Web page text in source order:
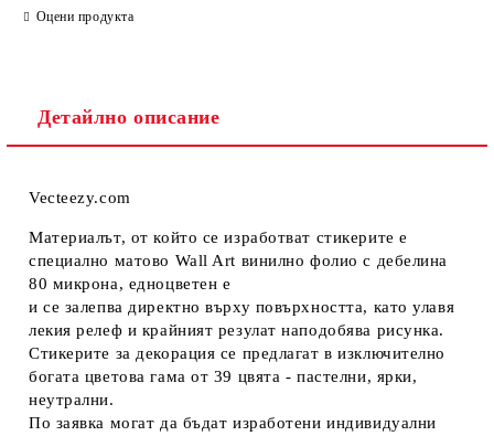
Оцени продукта
Детайлно описание
Vecteezy.com
Материалът, от който се изработват стикерите е
специално матово Wall Art винилно фолио с дебелина
80 микрона, едноцветен е
и се залепва директно върху повърхността, като улавя
лекия релеф и крайният резулат наподобява рисунка.
Стикерите за декорация се предлагат в изключително
богата цветова гама от 39 цвята - пастелни, ярки,
неутрални.
По заявка могат да бъдат изработени индивидуални